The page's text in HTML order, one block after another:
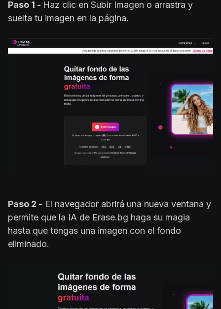
Paso 1 - Haz clic en Subir Imagen o arrastra y
suelta tu imagen en la página.
Paso 2 - El navegador abrirá una nueva ventana y
permite que la IA de Erase.bg haga su magia
hasta que tengas una imagen con el fondo
eliminado.